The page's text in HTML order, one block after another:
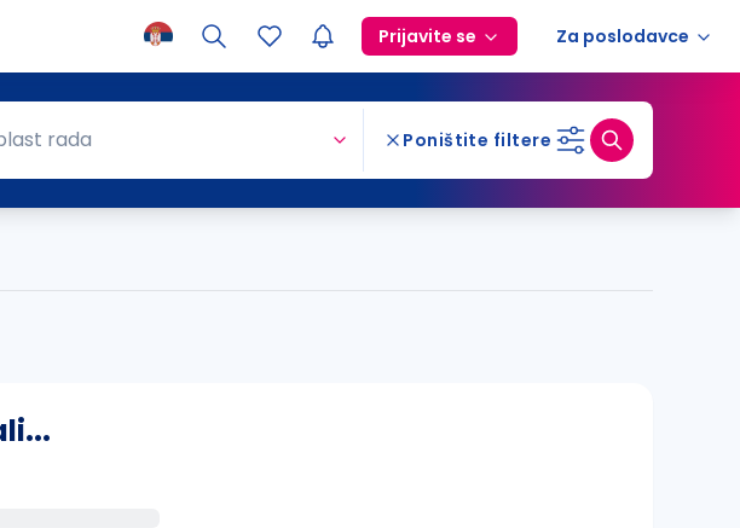
Prijavite se Za poslodavce
rada Poništite filtere